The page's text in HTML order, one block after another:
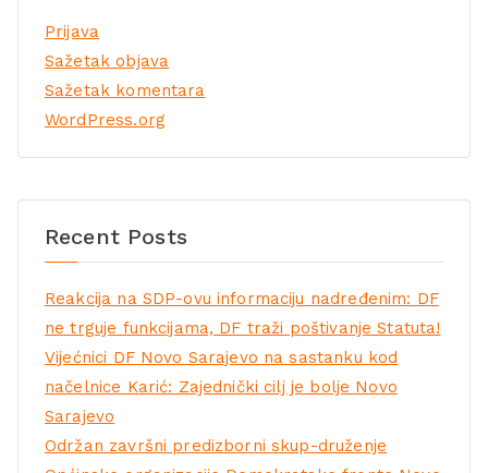
Prijava
Sažetak objava
Sažetak komentara
WordPress.org
Recent Posts
Reakcija na SDP-ovu informaciju nadređenim: DF
ne trguje funkcijama, DF traži poštivanje Statuta!
Vijećnici DF Novo Sarajevo na sastanku kod
načelnice Karić: Zajednički cilj je bolje Novo
Sarajevo
Održan završni predizborni skup-druženje